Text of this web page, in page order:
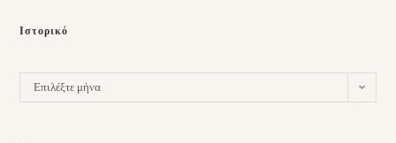
Ιστορικό
Επιλέξτε μήνα